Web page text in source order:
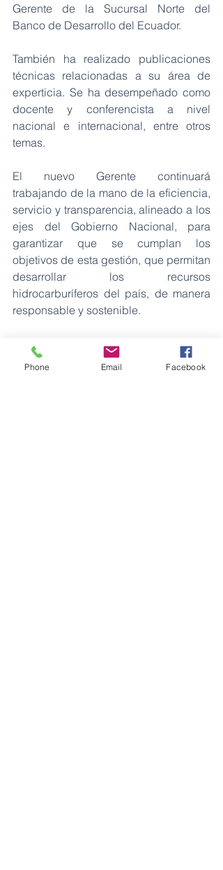
Gerente de la Sucursal Norte del
Banco de Desarrollo del Ecuador.
También ha realizado publicaciones
técnicas relacionadas a su área de
experticia. Se ha desempeñado como
docente y conferencista a nivel
nacional e internacional, entre otros
temas.
El nuevo Gerente continuará
trabajando de la mano de la eficiencia,
servicio y transparencia, alineado a los
ejes del Gobierno Nacional, para
garantizar que se cumplan los
objetivos de esta gestión, que permitan
desarrollar los recursos
hidrocarburíferos del país, de manera
responsable y sostenible.
Fuente: Ministerio de Energía y
Recursos Naturales No Renovables
Phone Email Facebook